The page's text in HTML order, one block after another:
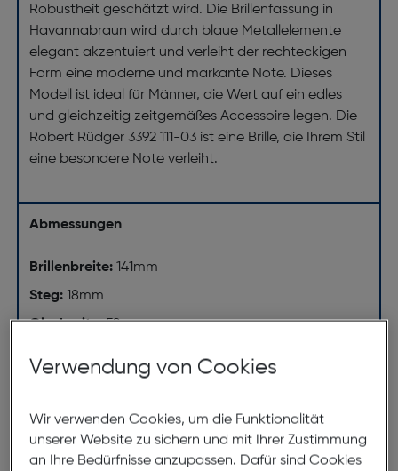
Robustheit geschätzt wird. Die Brillenfassung in
Havannabraun wird durch blaue Metallelemente
elegant akzentuiert und verleiht der rechteckigen
Form eine moderne und markante Note. Dieses
Modell ist ideal für Männer, die Wert auf ein edles
und gleichzeitig zeitgemäßes Accessoire legen. Die
Robert Rüdger 3392 111-03 ist eine Brille, die Ihrem Stil
eine besondere Note verleiht.
Abmessungen
Brillenbreite: 141mm
Steg: 18mm
Glasbreite:52mm
(individuell ausrichtbar)
141mm
Verwendung von Cookies
Wir verwenden Cookies, um die Funktionalität
unserer Website zu sichern und mit Ihrer Zustimmung
an Ihre Bedürfnisse anzupassen. Dafür sind Cookies